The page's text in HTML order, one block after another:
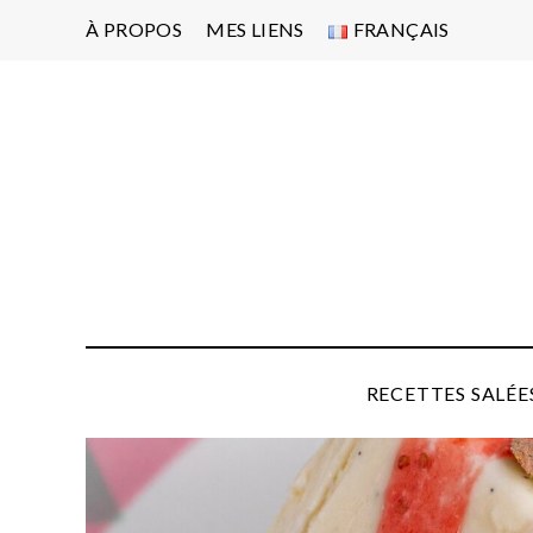
À PROPOS MES LIENS FRANÇAIS
RECETTES